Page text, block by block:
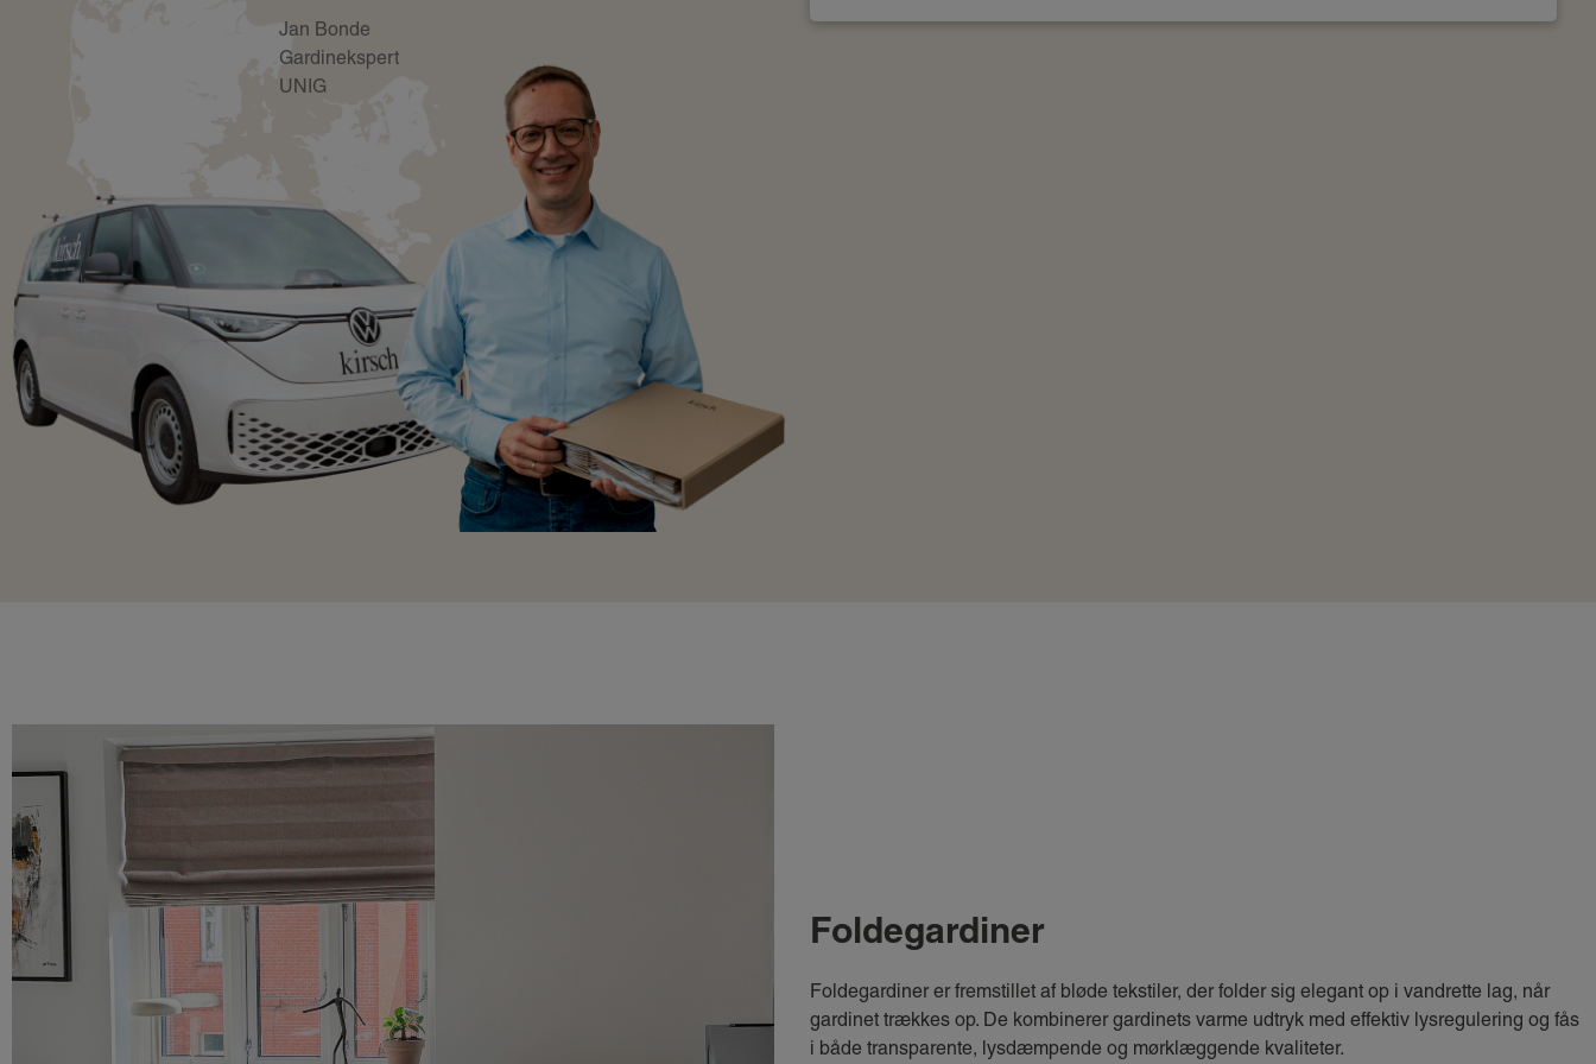
Jan Bonde
Gardinekspert
UNIG
Foldegardiner
Foldegardiner er fremstillet af bløde tekstiler, der folder sig elegant op i vandrette lag, når
gardinet trækkes op. De kombinerer gardinets varme udtryk med effektiv lysregulering og fås
i både transparente, lysdæmpende og mørklæggende kvaliteter.